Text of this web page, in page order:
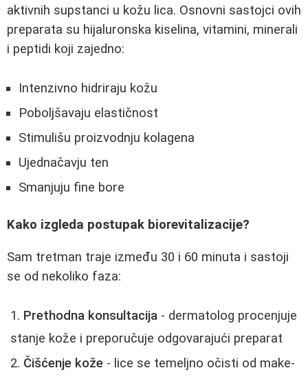
aktivnih supstanci u kožu lica. Osnovni sastojci ovih
preparata su hijaluronska kiselina, vitamini, minerali
i peptidi koji zajedno:
Intenzivno hidriraju kožu
Poboljšavaju elastičnost
Stimulišu proizvodnju kolagena
Ujednačavju ten
Smanjuju fine bore
Kako izgleda postupak biorevitalizacije?
Sam tretman traje između 30 i 60 minuta i sastoji
se od nekoliko faza:
Prethodna konsultacija - dermatolog procenjuje
stanje kože i preporučuje odgovarajući preparat
Čišćenje kože - lice se temeljno očisti od make-